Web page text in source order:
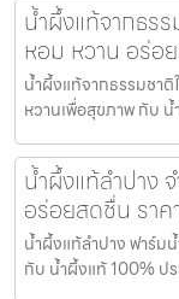
น้ำผึ้งแท้จากธร
หอม หวาน อร่อ
น้ำผึ้งแท้จากธรรมชา
หวานเพื่อสุขภาพ กับ
น้ำผึ้งแท้ลำปาง
อร่อยสดชื่น ราค
น้ำผึ้งแท้ลำปาง ฟาร์ม
กับ น้ำผึ้งแท้ 100% ป